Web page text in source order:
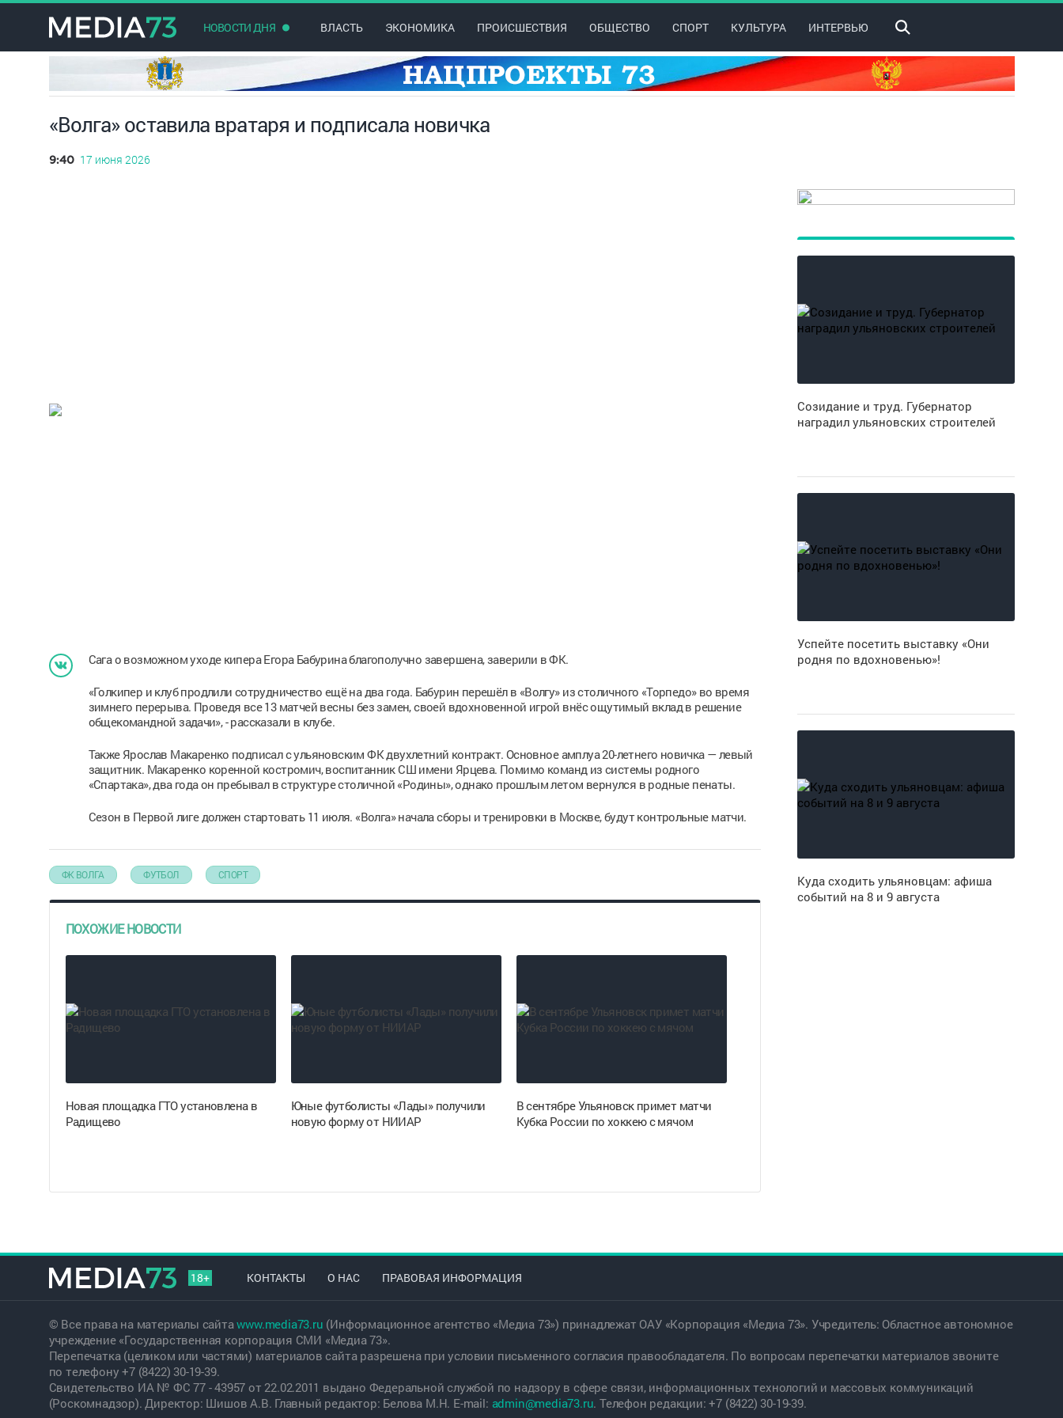
НОВОСТИ ДНЯ ВЛАСТЬ ЭКОНОМИКА ПРОИСШЕСТВИЯ ОБЩЕСТВО СПОРТ КУЛЬТУРА ИНТЕРВЬЮ
«Волга» оставила вратаря и подписала новичка
9:40 17 июня 2026
Сага о возможном уходе кипера Егора Бабурина благополучно завершена, заверили в ФК.
«Голкипер и клуб продлили сотрудничество ещё на два года. Бабурин перешёл в «Волгу» из столичного «Торпедо» во время
зимнего перерыва. Проведя все 13 матчей весны без замен, своей вдохновенной игрой внёс ощутимый вклад в решение
общекомандной задачи», - рассказали в клубе.
Также Ярослав Макаренко подписал с ульяновским ФК двухлетний контракт. Основное амплуа 20-летнего новичка — левый
защитник. Макаренко коренной костромич, воспитанник СШ имени Ярцева. Помимо команд из системы родного
«Спартака», два года он пребывал в структуре столичной «Родины», однако прошлым летом вернулся в родные пенаты.
Сезон в Первой лиге должен стартовать 11 июля. «Волга» начала сборы и тренировки в Москве, будут контрольные матчи.
ФК ВОЛГА ФУТБОЛ СПОРТ
ПОХОЖИЕ НОВОСТИ
Новая площадка ГТО установлена в
Радищево
Юные футболисты «Лады» получили
новую форму от НИИАР
В сентябре Ульяновск примет матчи
Кубка России по хоккею с мячом
Созидание и труд. Губернатор
наградил ульяновских строителей
Успейте посетить выставку «Они
родня по вдохновенью»!
Куда сходить ульяновцам: афиша
событий на 8 и 9 августа
18+ КОНТАКТЫ О НАС ПРАВОВАЯ ИНФОРМАЦИЯ
© Все права на материалы сайтаwww.media73.ru (Информационное агентство «Медиа 73») принадлежат ОАУ «Корпорация «Медиа 73». Учредитель: Областное автономное
учреждение «Государственная корпорация СМИ «Медиа 73».
Перепечатка (целиком или частями) материалов сайта разрешена при условии письменного согласия правообладателя. По вопросам перепечатки материалов звоните
по телефону +7 (8422) 30-19-39.
Свидетельство ИА № ФС 77 - 43957 от 22.02.2011 выдано Федеральной службой по надзору в сфере связи, информационных технологий и массовых коммуникаций
(Роскомнадзор). Директор: Шишов А.В. Главный редактор: Белова М.Н. E-mail: admin@media73.ru. Телефон редакции: +7 (8422) 30-19-39.